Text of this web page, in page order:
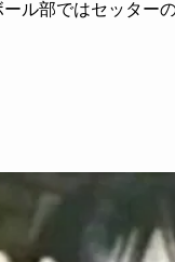
ル部ではセッター